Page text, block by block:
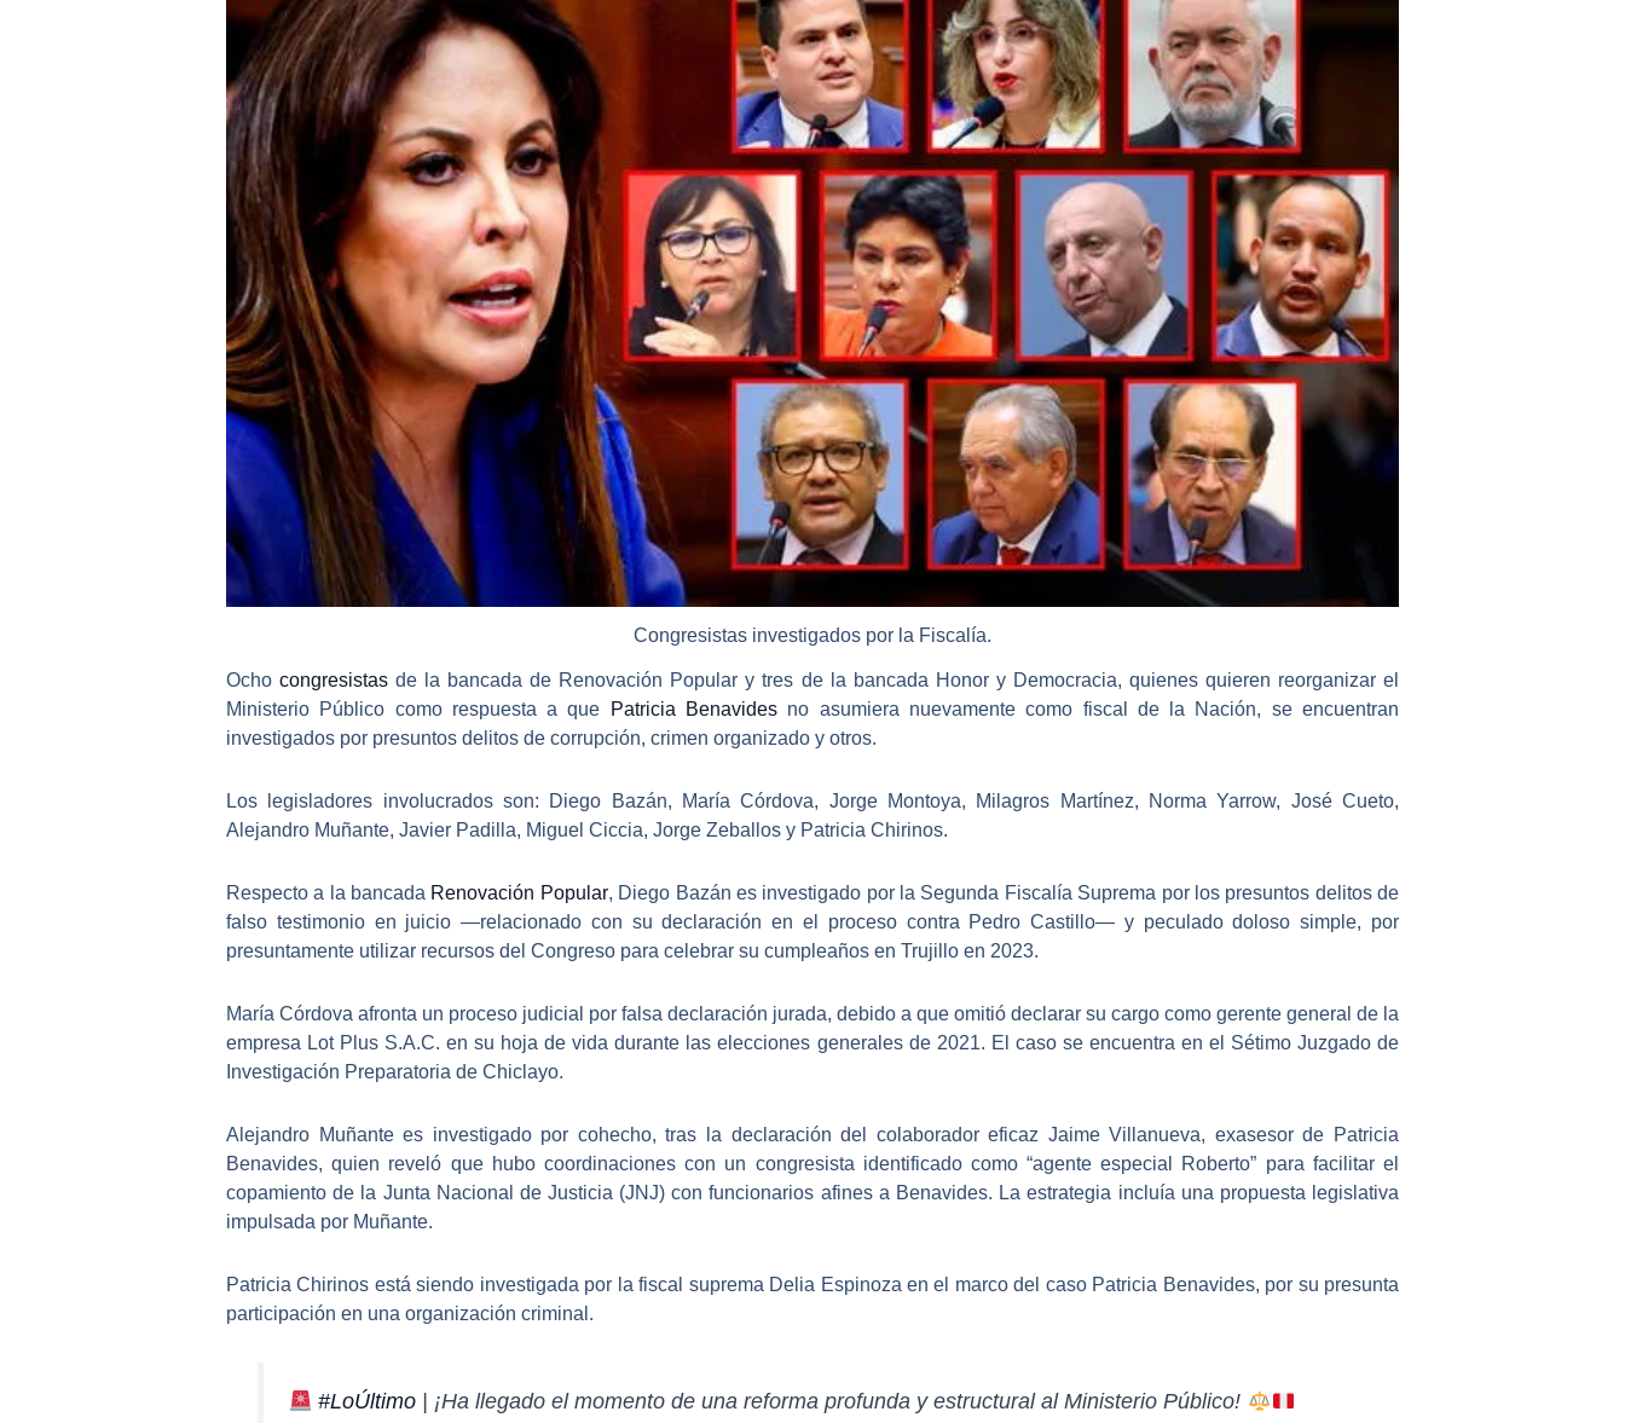
Congresistas investigados por la Fiscalía.
Ochocongresistas de la bancada de Renovación Popular y tres de la bancada Honor y Democracia, quienes quieren reorganizar el
Ministerio Público como respuesta a que
Patricia Benavides no asumiera nuevamente como fiscal de la Nación, se encuentran
investigados por presuntos delitos de corrupción, crimen organizado y otros.
Los legisladores involucrados son: Diego Bazán, María Córdova, Jorge Montoya, Milagros Martínez, Norma Yarrow, José Cueto,
Alejandro Muñante, Javier Padilla, Miguel Ciccia, Jorge Zeballos y Patricia Chirinos.
Respecto a la bancada Renovación Popular, Diego Bazán es investigado por la Segunda Fiscalía Suprema por los presuntos delitos de
falso testimonio en juicio —relacionado con su declaración en el proceso contra Pedro Castillo— y peculado doloso simple, por
presuntamente utilizar recursos del Congreso para celebrar su cumpleaños en Trujillo en 2023.
María Córdova afronta un proceso judicial por falsa declaración jurada, debido a que omitió declarar su cargo como gerente general de la
empresa Lot Plus S.A.C. en su hoja de vida durante las elecciones generales de 2021. El caso se encuentra en el Sétimo Juzgado de
Investigación Preparatoria de Chiclayo.
Alejandro Muñante es investigado por cohecho, tras la declaración del colaborador eficaz Jaime Villanueva, exasesor de Patricia
Benavides, quien reveló que hubo coordinaciones con un congresista identificado como “agente especial Roberto” para facilitar el
copamiento de la Junta Nacional de Justicia (JNJ) con funcionarios afines a Benavides. La estrategia incluía una propuesta legislativa
impulsada por Muñante.
Patricia Chirinos está siendo investigada por la fiscal suprema Delia Espinoza en el marco del caso Patricia Benavides, por su presunta
participación en una organización criminal.
#LoÚltimo | ¡Ha llegado el momento de una reforma profunda y estructural al Ministerio Público!